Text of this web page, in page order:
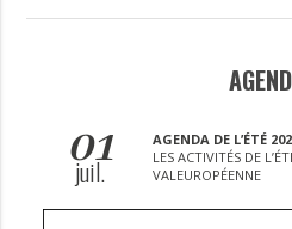
01
juil.
AGENDA DE L’ÉTÉ
LES ACTIVITÉS DE
VALEUROPÉENNE